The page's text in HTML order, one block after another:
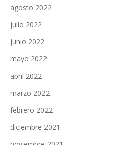
agosto 2022
julio 2022
junio 2022
mayo 2022
abril 2022
marzo 2022
febrero 2022
diciembre 2021